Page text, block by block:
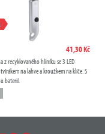
41,30 Kč
z recyklovaného hliníku se 3 LED
na lahve a kroužkem na klíče. S
baterií.